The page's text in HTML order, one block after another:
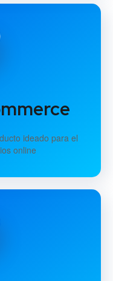
ideado para el
online